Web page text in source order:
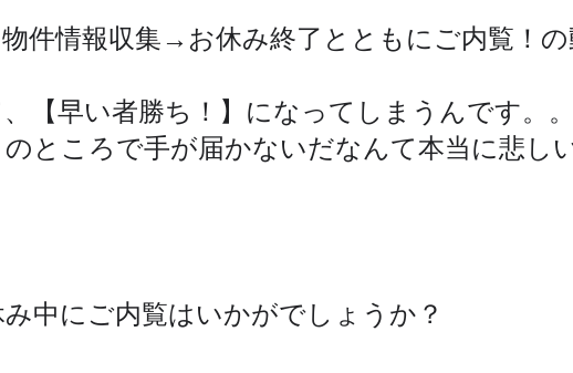
件情報収集→お休み終了とともにご内覧！の
【早い者勝ち！】になってしまうんです。。
ところで手が届かないだなんて本当に悲し
中にご内覧はいかがでしょうか？